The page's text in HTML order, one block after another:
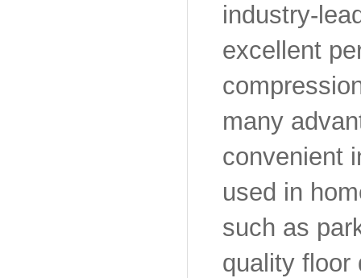
industry-
excellent
many
convenient
used in
such as
quality floor